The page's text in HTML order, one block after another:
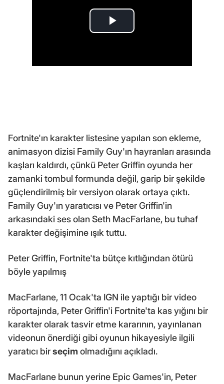
Fortnite'ın karakter listesine yapılan son ekleme,
animasyon dizisi Family Guy'ın hayranları arasında
kaşları kaldırdı, çünkü Peter Griffin oyunda her
zamanki tombul formunda değil, garip bir şekilde
güçlendirilmiş bir versiyon olarak ortaya çıktı.
Family Guy'ın yaratıcısı ve Peter Griffin'in
arkasındaki ses olan Seth MacFarlane, bu tuhaf
karakter değişimine ışık tuttu.
Peter Griffin, Fortnite'ta bütçe kıtlığından ötürü
böyle yapılmış
MacFarlane, 11 Ocak'ta IGN ile yaptığı bir video
röportajında, Peter Griffin'i Fortnite'ta kas yığını bir
karakter olarak tasvir etme kararının, yayınlanan
videonun önerdiği gibi oyunun hikayesiyle ilgili
yaratıcı birseçim olmadığını açıkladı.
MacFarlane bunun yerine Epic Games'in, Peter